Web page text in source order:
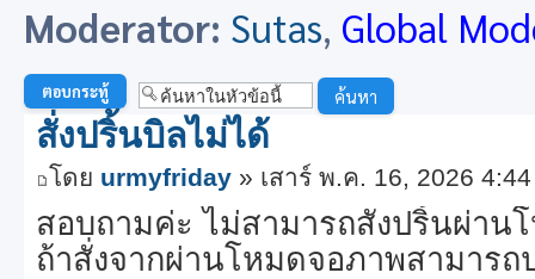
Moderator: Sutas, Global
ตอบกระทู้
สั่งปริ้นบิลไม่ได้
โดย urmyfriday » เสาร์ พ.ค. 16, 2026
สอบถามค่ะ ไม่สามารถสั่งปริ้นผ่าน
ถ้าสั่งจากผ่านโหมดจอภาพสามารถ